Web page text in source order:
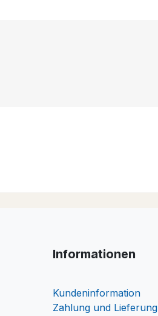
Informationen
Kundeninformation
Zahlung und Lieferung